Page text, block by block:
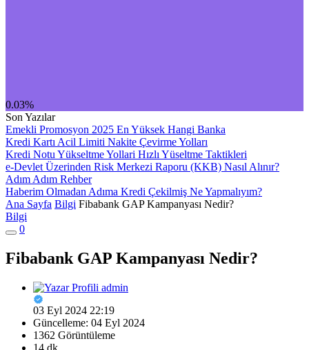
0.03%
Son Yazılar
Emekli Promosyon 2025 En Yüksek Hangi Banka
Kredi Kartı Acil Limiti Nakite Çevirme Yolları
Kredi Notu Yükseltme Yollari Hızlı Yüseltme Taktikleri
e-Devlet Üzerinden Risk Merkezi Raporu (KKB) Nasıl Alınır?
Adım Adım Rehber
Haberim Olmadan Adıma Kredi Çekilmiş Ne Yapmalıyım?
Ana Sayfa Bilgi Fibabank GAP Kampanyası Nedir?
Bilgi
0
Fibabank GAP Kampanyası Nedir?
admin
03 Eyl 2024 22:19
Güncelleme: 04 Eyl 2024
1362 Görüntüleme
14 dk.